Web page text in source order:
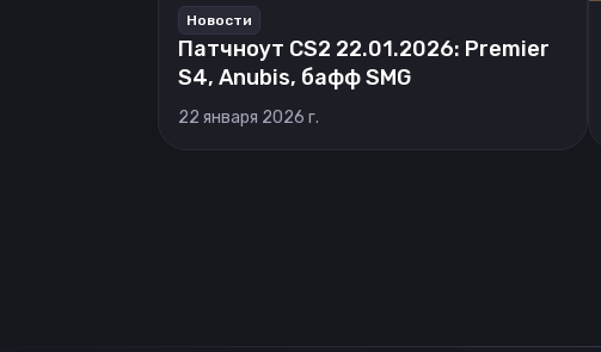
Новости
Патчноут CS2 22.01.2026: Premier
S4, Anubis, бафф SMG
22 января 2026 г.